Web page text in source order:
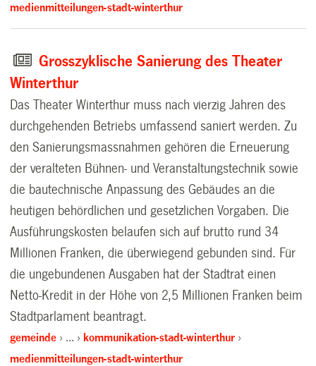
medienmitteilungen-stadt-winterthur
Grosszyklische Sanierung des Theater
Winterthur
Das Theater Winterthur muss nach vierzig Jahren des
durchgehenden Betriebs umfassend saniert werden. Zu
den Sanierungsmassnahmen gehören die Erneuerung
der veralteten Bühnen- und Veranstaltungstechnik sowie
die bautechnische Anpassung des Gebäudes an die
heutigen behördlichen und gesetzlichen Vorgaben. Die
Ausführungskosten belaufen sich auf brutto rund 34
Millionen Franken, die überwiegend gebunden sind. Für
die ungebundenen Ausgaben hat der Stadtrat einen
Netto-Kredit in der Höhe von 2,5 Millionen Franken beim
Stadtparlament beantragt.
gemeinde …
kommunikation-stadt-winterthur
medienmitteilungen-stadt-winterthur